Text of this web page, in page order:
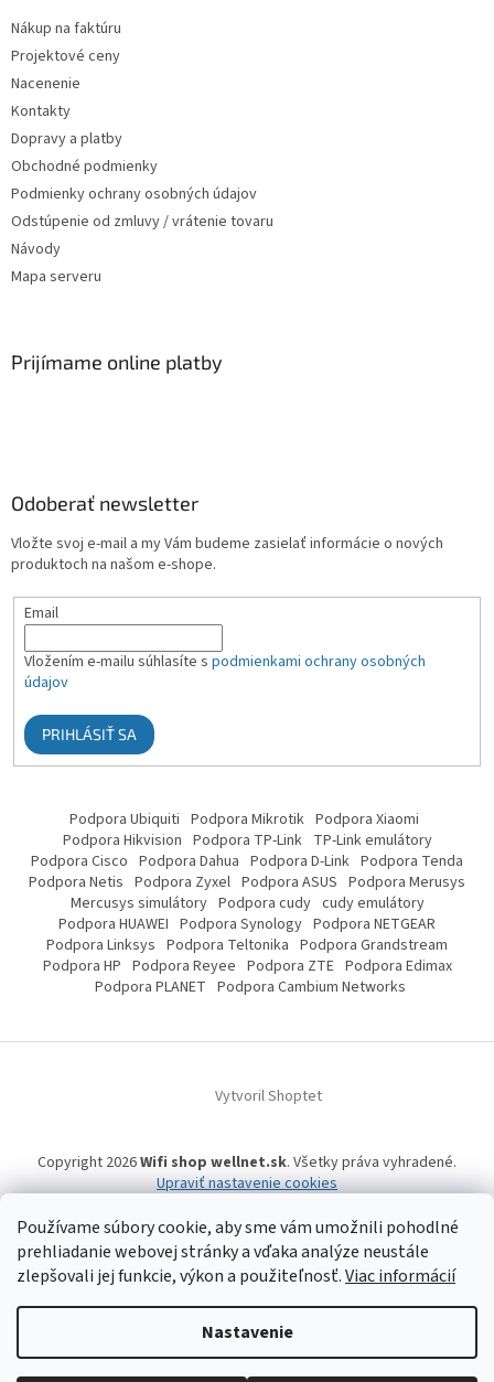
Používame súbory cookie, aby sme vám umožnili pohodlné
prehliadanie webovej stránky a vďaka analýze neustále
zlepšovali jej funkcie, výkon a použiteľnosť.Viac informácií
Nastavenie
Nákup na faktúru
Projektové ceny
Nacenenie
Kontakty
Dopravy a platby
Obchodné podmienky
Podmienky ochrany osobných údajov
Odstúpenie od zmluvy / vrátenie tovaru
Návody
Mapa serveru
Prijímame online platby
Odoberať newsletter
Vložte svoj e-mail a my Vám budeme zasielať informácie o nových
produktoch na našom e-shope.
Email
Vložením e-mailu súhlasíte s podmienkami ochrany osobných
údajov
PRIHLÁSIŤ SA
Podpora Ubiquiti Podpora Mikrotik Podpora Xiaomi
Podpora Hikvision Podpora TP-Link TP-Link emulátory
Podpora Cisco Podpora Dahua Podpora D-Link Podpora Tenda
Podpora Netis Podpora Zyxel Podpora ASUS Podpora Merusys
Mercusys simulátory Podpora cudy cudy emulátory
Podpora HUAWEI Podpora Synology Podpora NETGEAR
Podpora Linksys Podpora Teltonika Podpora Grandstream
Podpora HP Podpora Reyee Podpora ZTE Podpora Edimax
Podpora PLANET Podpora Cambium Networks
Vytvoril Shoptet
Copyright 2026Wifi shop wellnet.sk. Všetky práva vyhradené.
Upraviť nastavenie cookies
Wifi shop wellnet.sk prevádzkuje spoločnosť WELLNET, s.r.o.,IČO: 36484610,
OR OS: Prešov odd. Sro 14019/P, IČ DPH: SK2020015206 | Tel:+421 905 269 141
| WhatsApp, Signal, Telegram: +421 905 269 141 | Informácie o produktoch a
a ich dostupnosti, tu uvádzané, pochádzajú od tretích strán, mohli
vzniknúť automatizovaným strojovým prekladom a neprešli jazykovou
úpravou. Spoločnosť WELLNET, s.r.o. preto nemôže niesť zodpovednosť za ich
úplnosť a aktuálnosť. | Registrované obchodné značky, vzory a názvy patria